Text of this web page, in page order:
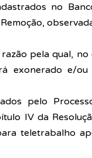
no
pela qual, no
exonerado e/ou
pelo
IV da
teletrabalho